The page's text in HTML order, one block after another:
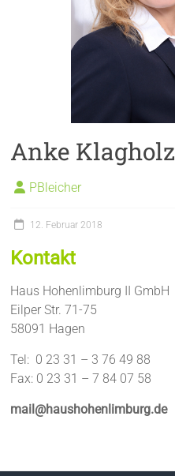
Anke Klagholz
PBleicher
12. Februar 2018
Kontakt
Haus Hohenlimburg II GmbH
Eilper Str. 71-75
58091 Hagen
Tel: 0 23 31 – 3 76 49 88
Fax: 0 23 31 – 7 84 07 58
mail@haushohenlimburg.de